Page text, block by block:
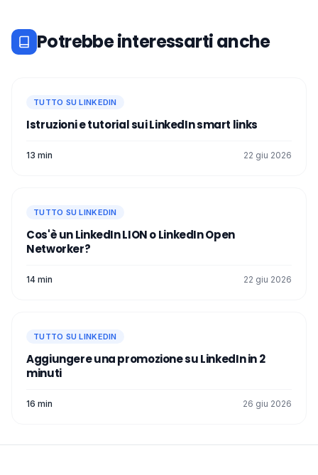
Potrebbe interessarti anche
TUTTO SU LINKEDIN
Istruzioni e tutorial sui LinkedIn smart link​s
13 min 22 giu 2026
TUTTO SU LINKEDIN
Cos'è un LinkedIn LION o LinkedIn Open
Networker?
14 min 22 giu 2026
TUTTO SU LINKEDIN
Aggiungere una promozione su LinkedIn in 2
minuti
16 min 26 giu 2026